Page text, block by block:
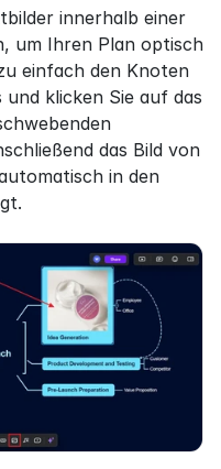
innerhalb einer
um Ihren Plan optisch
einfach den Knoten
klicken Sie auf das
das Bild von
in den